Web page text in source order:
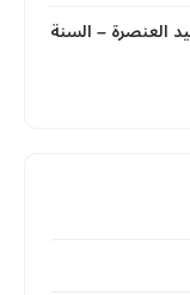
العنصرة – السنة